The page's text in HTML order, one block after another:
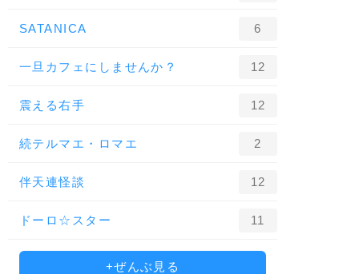
SATANICA 6
一旦カフェにしませんか？ 12
震える右手 12
続テルマエ・ロマエ 2
伴天連怪談 12
ドーロ☆スター 11
+ぜんぶ見る